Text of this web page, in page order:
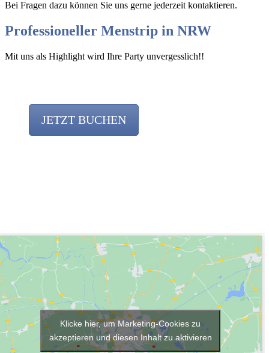
Bei Fragen dazu können Sie uns gerne jederzeit kontaktieren.
Professioneller Menstrip in NRW
Mit uns als Highlight wird Ihre Party unvergesslich!!
JETZT BUCHEN
Klicke hier, um Marketing-Cookies zu
akzeptieren und diesen Inhalt zu aktivieren